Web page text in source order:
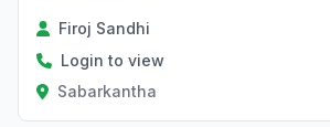
Firoj Sandhi
Login to view
Sabarkantha